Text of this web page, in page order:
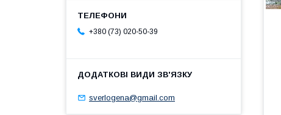
+380 (73) 020-50-39
sverlogena@gmail.com